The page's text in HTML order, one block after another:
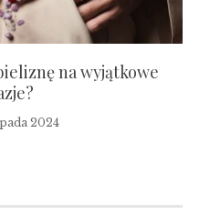
na wyjątkowe
2024